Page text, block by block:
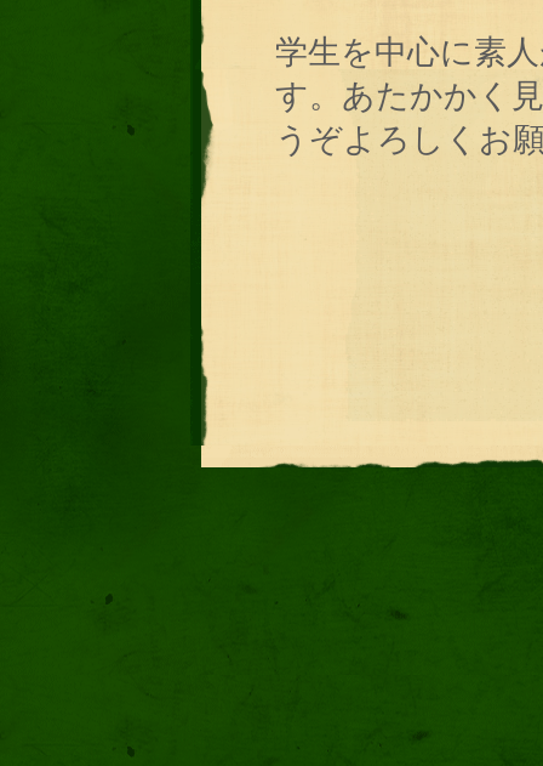
学生を中心に素
す。あたかかく
うぞよろしくお